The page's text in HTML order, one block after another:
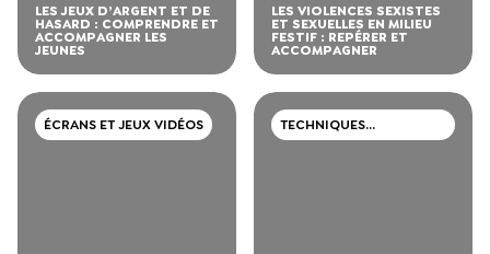
LES JEUX D’ARGENT ET DE
HASARD : COMPRENDRE ET
ACCOMPAGNER LES
JEUNES
LES VIOLENCES SEXISTES
ET SEXUELLES EN MILIEU
FESTIF : REPÉRER ET
ACCOMPAGNER
ÉCRANS ET JEUX VIDÉOS
TECHNIQUES
PROFESSIONNELLES